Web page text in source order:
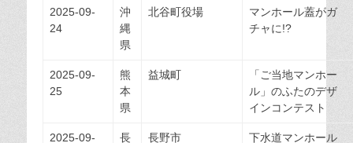
2025-09-
24
沖
縄
県
北谷町役場
マンホール蓋がガ
チャに!?
2025-09-
25
熊
本
県
益城町
「ご当地マンホー
ル」のふたのデザ
インコンテスト
2025-09-
長
長野市
下水道マンホール